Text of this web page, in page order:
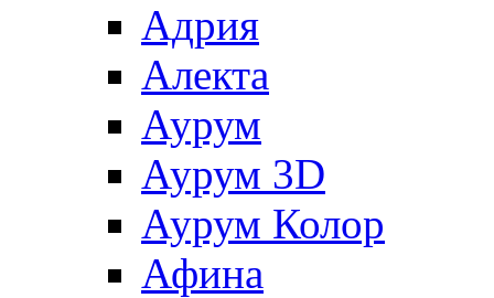
Адрия
Алекта
Аурум
Аурум 3D
Аурум Колор
Афина